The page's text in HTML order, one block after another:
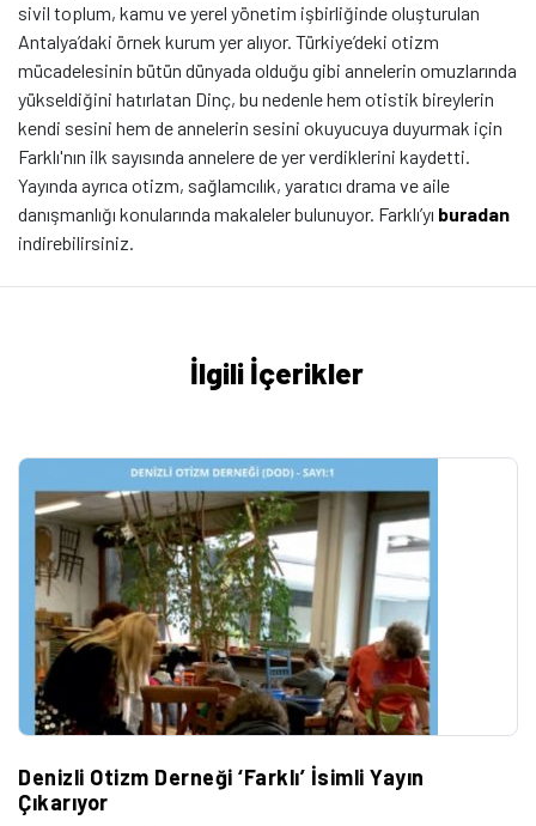
sivil toplum, kamu ve yerel yönetim işbirliğinde oluşturulan
Antalya’daki örnek kurum yer alıyor. Türkiye’deki otizm
mücadelesinin bütün dünyada olduğu gibi annelerin omuzlarında
yükseldiğini hatırlatan Dinç, bu nedenle hem otistik bireylerin
kendi sesini hem de annelerin sesini okuyucuya duyurmak için
Farklı'nın ilk sayısında annelere de yer verdiklerini kaydetti.
Yayında ayrıca otizm, sağlamcılık, yaratıcı drama ve aile
danışmanlığı konularında makaleler bulunuyor. Farklı’yı buradan
indirebilirsiniz.
İlgili İçerikler
Denizli Otizm Derneği ‘Farklı’ İsimli Yayın
Çıkarıyor